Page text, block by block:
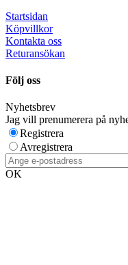
Startsidan
Köpvillkor
Kontakta oss
Returansökan
Följ oss
Nyhetsbrev
Jag vill prenumerera på
Registrera
Avregistrera
OK